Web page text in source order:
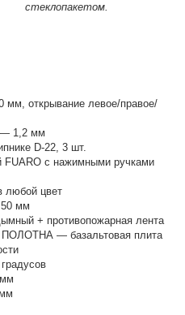
стеклопакетом.
мм, открывание левое/правое/
— 1,2 мм
D-22, 3 шт.
FUARO с нажимными ручками
любой цвет​​​​​​​
50 мм
+ противопожарная лента
— базальтовая плита